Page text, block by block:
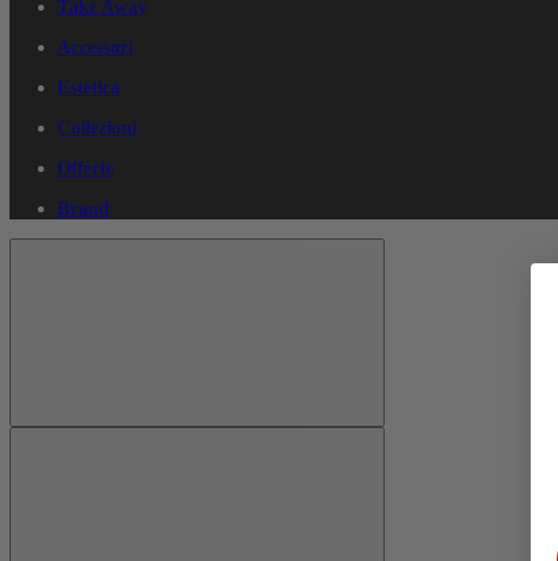
Take Away
Accessori
Estetica
Collezioni
Offerte
Brand